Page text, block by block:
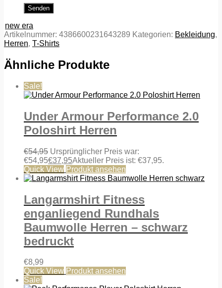
new era
Artikelnummer: 4386600231643289 Kategorien: Bekleidung,
Herren, T-Shirts
Ähnliche Produkte
Sale!
Under Armour Performance 2.0
Poloshirt Herren
€54,95 Ursprünglicher Preis war:
€54,95€37,95Aktueller Preis ist: €37,95.
Quick View Produkt ansehen
Langarmshirt Fitness
enganliegend Rundhals
Baumwolle Herren – schwarz
bedruckt
€8,99
Quick View Produkt ansehen
Sale!